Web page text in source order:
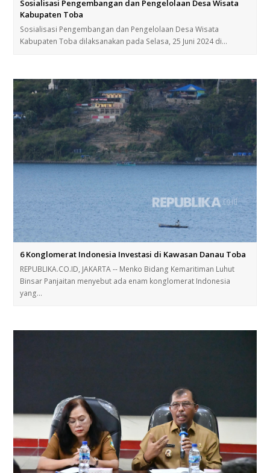
Sosialisasi Pengembangan dan Pengelolaan Desa Wisata
Kabupaten Toba
Sosialisasi Pengembangan dan Pengelolaan Desa Wisata
Kabupaten Toba dilaksanakan pada Selasa, 25 Juni 2024 di…
6 Konglomerat Indonesia Investasi di Kawasan Danau Toba
REPUBLIKA.CO.ID, JAKARTA -- Menko Bidang Kemaritiman Luhut
Binsar Panjaitan menyebut ada enam konglomerat Indonesia
yang…